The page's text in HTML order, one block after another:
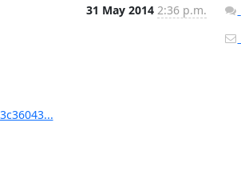
31 May 2014 2:36 p.m.